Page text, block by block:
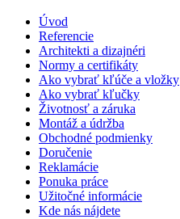
Úvod
Referencie
Architekti a dizajnéri
Normy a certifikáty
Ako vybrať kľúče a vložky
Ako vybrať kľučky
Životnosť a záruka
Montáž a údržba
Obchodné podmienky
Doručenie
Reklamácie
Ponuka práce
Užitočné informácie
Kde nás nájdete